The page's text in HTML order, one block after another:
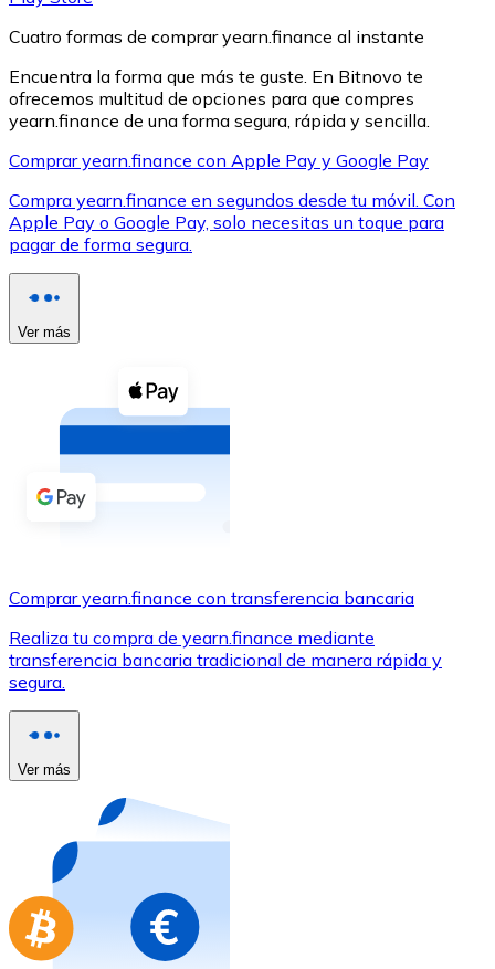
XRP
XRP
Ver todo
Compra criptomonedas con efectivo en tu tienda más
Comprar con efectivo
Transferencia SEPA
Tarjeta de crédito / débito
Utiliza tarjetas Visa y Mastercard para comprar
Comprar con tarjeta
Tienda - Tarjetas regalo
Nuevo
Compra tarjetas regalo de tus marcas favoritas con
Ir a la tienda de tarjetas regalo
Cuatro formas de comprar yearn.finance al instante
Encuentra la forma que más te guste. En Bitnovo te
ofrecemos multitud de opciones para que compres
yearn.finance de una forma segura, rápida y sencilla.
Comprar yearn.finance con Apple Pay y Google Pay
Compra yearn.finance en segundos desde tu móvil. Con
Apple Pay o Google Pay, solo necesitas un toque para
pagar de forma segura.
Ver más
Comprar yearn.finance con transferencia bancaria
Realiza tu compra de yearn.finance mediante
transferencia bancaria tradicional de manera rápida y
segura.
Ver más